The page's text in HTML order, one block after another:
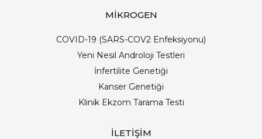
MİKROGEN
COVID-19 (SARS-COV2 Enfeksiyonu)
Yeni Nesil Androloji Testleri
İnfertilite Genetiği
Kanser Genetiği
Klinik Ekzom Tarama Testi
İLETİŞİM